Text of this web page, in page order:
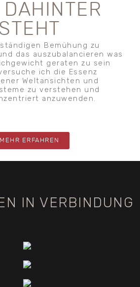
DAHINTER
STEHT
Bemühung zu
das auszubalancieren was
geraten zu sein
ich die Essenz
Weltansichten und
zu verstehen und
anzuwenden.
MEHR ERFAHREN
IN VERBINDUNG